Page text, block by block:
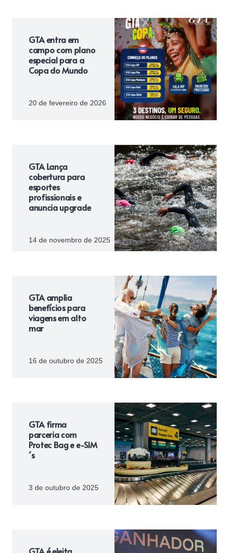
GTA entra em
campo com plano
especial para a
Copa do Mundo
20 de fevereiro de 2026
GTA Lança
cobertura para
esportes
profissionais e
anuncia upgrade
14 de novembro de 2025
GTA amplia
benefícios para
viagens em alto
mar
16 de outubro de 2025
GTA firma
parceria com
Protec Bag e e-SIM
´s
3 de outubro de 2025